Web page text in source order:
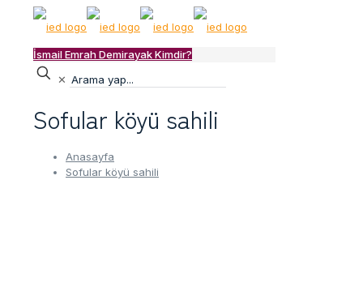
İsmail Emrah Demirayak Kimdir?
✕
Sofular köyü sahili
Anasayfa
Sofular köyü sahili